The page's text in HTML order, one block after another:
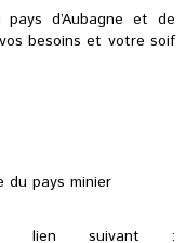
pays d’Aubagne et de
besoins et votre soif
du pays minier
lien suivant :